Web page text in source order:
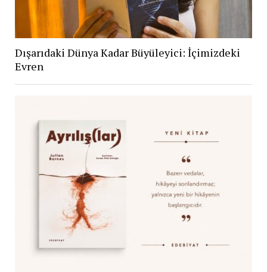
Dışarıdaki Dünya Kadar Büyüleyici: İçimizdeki
Evren